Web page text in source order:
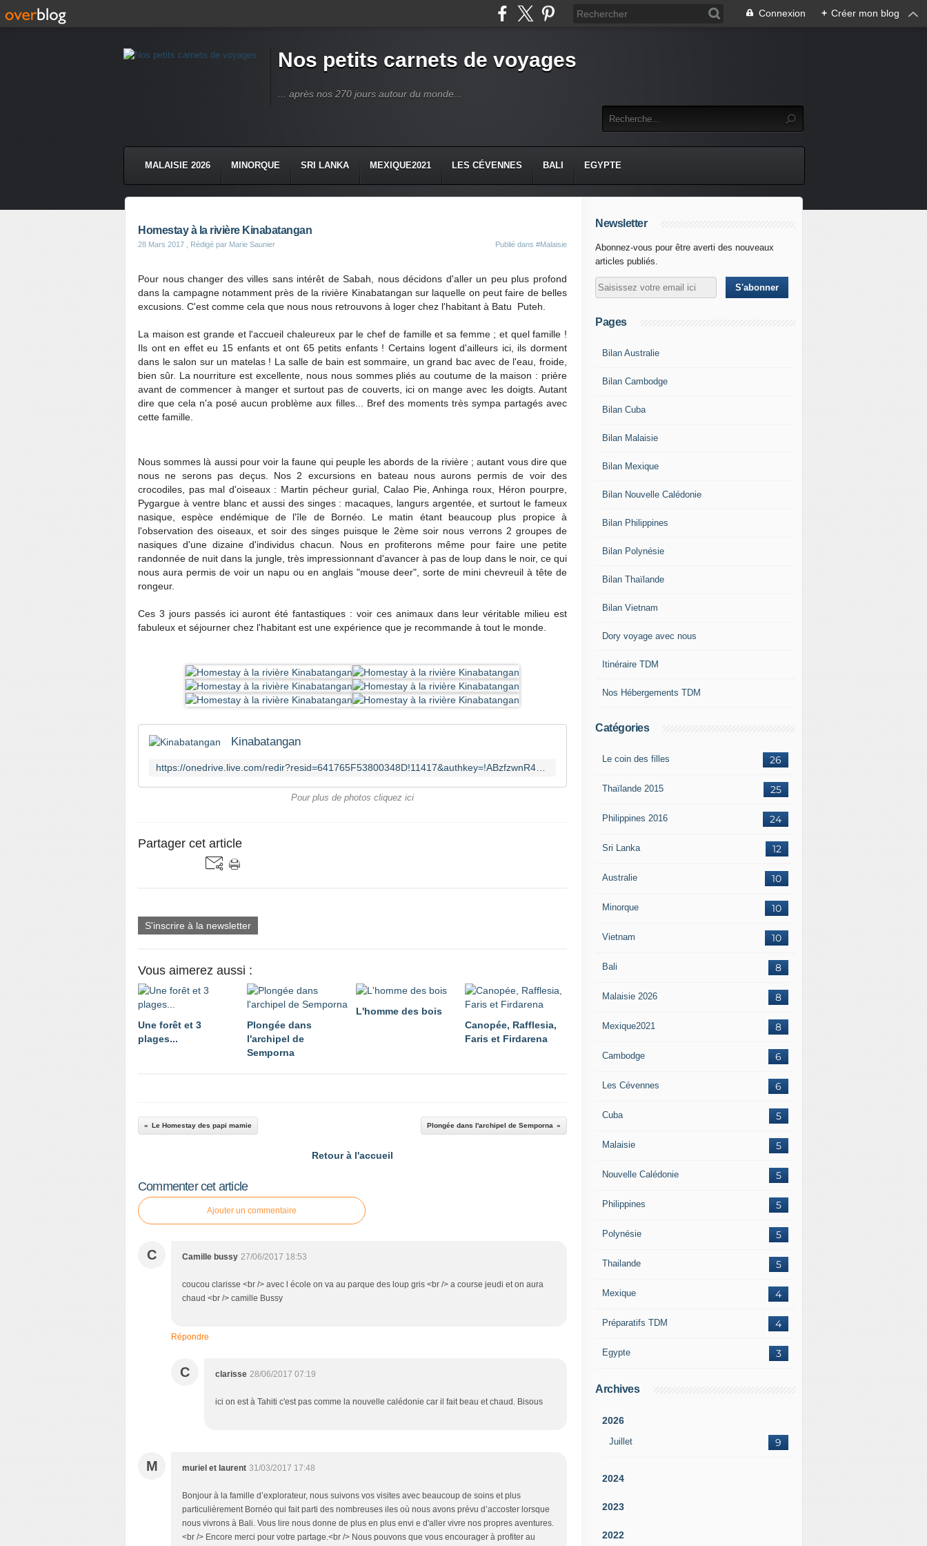
Connexion + Créer mon blog
Nos petits carnets de voyages
... après nos 270 jours autour du monde...
MALAISIE 2026 MINORQUE SRI LANKA MEXIQUE2021 LES CÉVENNES BALI EGYPTE
Homestay à la rivière Kinabatangan
28 Mars 2017 , Rédigé par Marie Saunier Publié dans #Malaisie
Pour nous changer des villes sans intérêt de Sabah, nous décidons d'aller un peu plus profond
dans la campagne notamment près de la rivière Kinabatangan sur laquelle on peut faire de belles
excusions. C'est comme cela que nous nous retrouvons à loger chez l'habitant à Batu Puteh.
La maison est grande et l'accueil chaleureux par le chef de famille et sa femme ; et quel famille !
Ils ont en effet eu 15 enfants et ont 65 petits enfants ! Certains logent d'ailleurs ici, ils dorment
dans le salon sur un matelas ! La salle de bain est sommaire, un grand bac avec de l'eau, froide,
bien sûr. La nourriture est excellente, nous nous sommes pliés au coutume de la maison : prière
avant de commencer à manger et surtout pas de couverts, ici on mange avec les doigts. Autant
dire que cela n'a posé aucun problème aux filles... Bref des moments très sympa partagés avec
cette famille.
Nous sommes là aussi pour voir la faune qui peuple les abords de la rivière ; autant vous dire que
nous ne serons pas deçus. Nos 2 excursions en bateau nous aurons permis de voir des
crocodiles, pas mal d'oiseaux : Martin pécheur gurial, Calao Pie, Anhinga roux, Héron pourpre,
Pygargue à ventre blanc et aussi des singes : macaques, langurs argentée, et surtout le fameux
nasique, espèce endémique de l'île de Bornéo. Le matin étant beaucoup plus propice à
l'observation des oiseaux, et soir des singes puisque le 2ème soir nous verrons 2 groupes de
nasiques d'une dizaine d'individus chacun. Nous en profiterons même pour faire une petite
randonnée de nuit dans la jungle, très impressionnant d'avancer à pas de loup dans le noir, ce qui
nous aura permis de voir un napu ou en anglais "mouse deer", sorte de mini chevreuil à tête de
rongeur.
Ces 3 jours passés ici auront été fantastiques : voir ces animaux dans leur véritable milieu est
fabuleux et séjourner chez l'habitant est une expérience que je recommande à tout le monde.
Kinabatangan
Pour plus de photos cliquez ici
Partager cet article
S'inscrire à la newsletter
Vous aimerez aussi :
Une forêt et 3
plages...
Plongée dans
l'archipel de
Semporna
L'homme des bois
Canopée, Rafflesia,
Faris et Firdarena
Le Homestay des papi mamie Plongée dans l'archipel de Semporna
Retour à l'accueil
Commenter cet article
Ajouter un commentaire
C Camille bussy 27/06/2017 18:53
coucou clarisse <br /> avec l école on va au parque des loup gris <br /> a course jeudi et on aura
chaud <br /> camille Bussy
Répondre
C clarisse 28/06/2017 07:19
ici on est à Tahiti c'est pas comme la nouvelle calédonie car il fait beau et chaud. Bisous
M muriel et laurent 31/03/2017 17:48
Bonjour à la famille d’explorateur, nous suivons vos visites avec beaucoup de soins et plus
particulièrement Bornéo qui fait parti des nombreuses iles où nous avons prévu d’accoster lorsque
nous vivrons à Bali. Vous lire nous donne de plus en plus envi e d'aller vivre nos propres aventures.
<br /> Encore merci pour votre partage.<br /> Nous pouvons que vous encourager à profiter au
Newsletter
Abonnez-vous pour être averti des nouveaux
articles publiés.
Pages
Bilan Australie
Bilan Cambodge
Bilan Cuba
Bilan Malaisie
Bilan Mexique
Bilan Nouvelle Calédonie
Bilan Philippines
Bilan Polynésie
Bilan Thaïlande
Bilan Vietnam
Dory voyage avec nous
Itinéraire TDM
Nos Hébergements TDM
Catégories
26
Le coin des filles
25
Thaïlande 2015
24
Philippines 2016
12
Sri Lanka
10
Australie
10
Minorque
10
Vietnam
8
Bali
8
Malaisie 2026
8
Mexique2021
6
Cambodge
6
Les Cévennes
5
Cuba
5
Malaisie
5
Nouvelle Calédonie
5
Philippines
5
Polynésie
5
Thailande
4
Mexique
4
Préparatifs TDM
3
Egypte
Archives
2026
Juillet 9
2024
2023
2022